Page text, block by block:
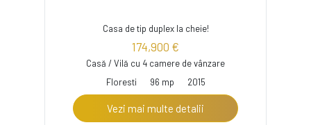
Casa de tip duplex la cheie!
174,900 €
Casă / Vilă cu 4 camere de vânzare
Floresti
96 mp 2015
Vezi mai multe detalii